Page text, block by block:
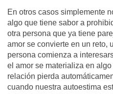
En otros casos simplemente
algo que tiene sabor a
otra persona que ya tiene
amor se convierte en un reto,
persona comienza a
el amor se materializa en
relación pierda
cuando nuestra autoestima